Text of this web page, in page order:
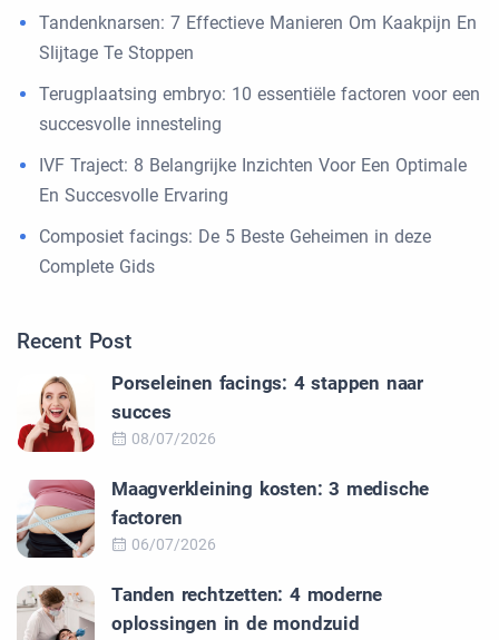
Tandenknarsen: 7 Effectieve Manieren Om Kaakpijn En
Slijtage Te Stoppen
Terugplaatsing embryo: 10 essentiële factoren voor een
succesvolle innesteling
IVF Traject: 8 Belangrijke Inzichten Voor Een Optimale
En Succesvolle Ervaring
Composiet facings: De 5 Beste Geheimen in deze
Complete Gids
Recent Post
Porseleinen facings: 4 stappen naar
succes
08/07/2026
Maagverkleining kosten: 3 medische
factoren
06/07/2026
Tanden rechtzetten: 4 moderne
oplossingen in de mondzuid